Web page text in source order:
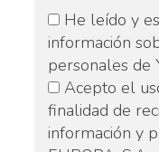
He leído y
información
personales de
Acepto el
finalidad de
información y